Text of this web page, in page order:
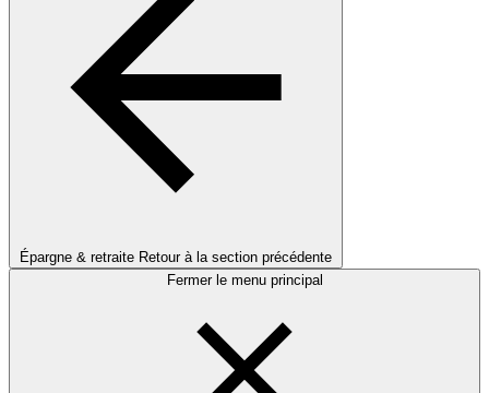
Épargne & retraite Retour à la section précédente
Fermer le menu principal